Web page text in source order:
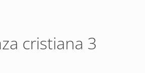
cristiana 3